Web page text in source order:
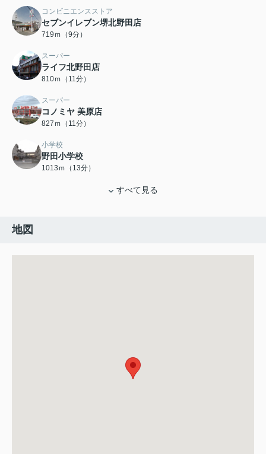
コンビニエンスストア
セブンイレブン堺北野田店
719ｍ（9分）
スーパー
ライフ北野田店
810ｍ（11分）
スーパー
コノミヤ 美原店
827ｍ（11分）
小学校
野田小学校
1013ｍ（13分）
すべて見る
地図